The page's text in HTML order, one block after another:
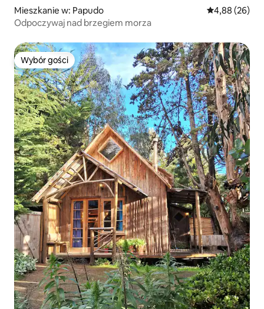
Mieszkanie w: Papudo Średnia
4,88 (26)
Odpoczywaj nad brzegiem morza
Wybór gości
Wybór gości